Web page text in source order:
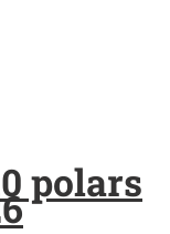
polars